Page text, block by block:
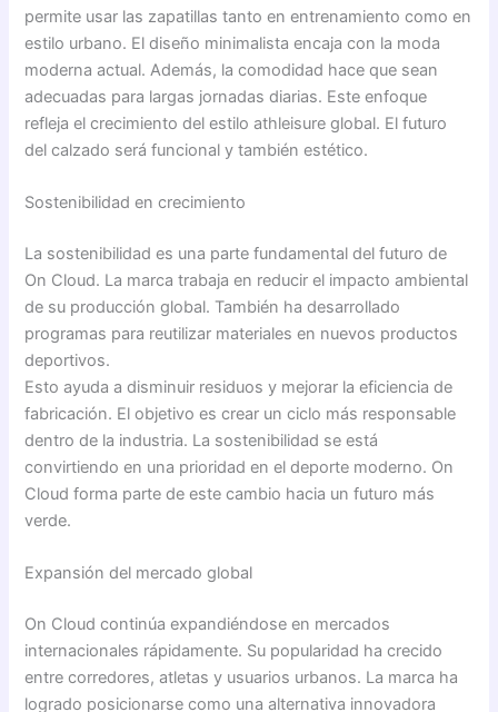
permite usar las zapatillas tanto en entrenamiento como en
estilo urbano. El diseño minimalista encaja con la moda
moderna actual. Además, la comodidad hace que sean
adecuadas para largas jornadas diarias. Este enfoque
refleja el crecimiento del estilo athleisure global. El futuro
del calzado será funcional y también estético.
Sostenibilidad en crecimiento
La sostenibilidad es una parte fundamental del futuro de
On Cloud. La marca trabaja en reducir el impacto ambiental
de su producción global. También ha desarrollado
programas para reutilizar materiales en nuevos productos
deportivos.
Esto ayuda a disminuir residuos y mejorar la eficiencia de
fabricación. El objetivo es crear un ciclo más responsable
dentro de la industria. La sostenibilidad se está
convirtiendo en una prioridad en el deporte moderno. On
Cloud forma parte de este cambio hacia un futuro más
verde.
Expansión del mercado global
On Cloud continúa expandiéndose en mercados
internacionales rápidamente. Su popularidad ha crecido
entre corredores, atletas y usuarios urbanos. La marca ha
logrado posicionarse como una alternativa innovadora